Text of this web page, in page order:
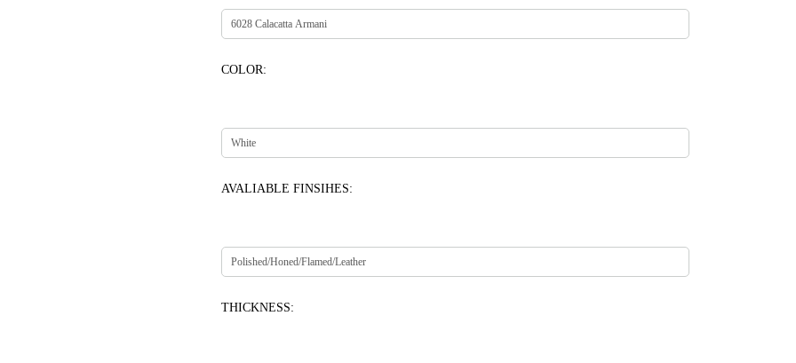
COLOR:
AVALIABLE FINSIHES:
THICKNESS: